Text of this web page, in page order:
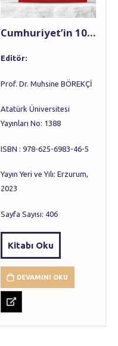
Cumhuriyet’in 100. Yılında Bilge Kağan’dan Atatürk’e Uluslararası Türkçe ve Türk Edebiyatı Kurultayı Bildiriler Kitabı
Editör:
Prof. Dr. Muhsine BÖREKÇİ
Atatürk Üniversitesi
Yayınları No: 1388
ISBN : 978-625-6983-46-5
Yayın Yeri ve Yılı: Erzurum,
2023
Sayfa Sayısı: 406
Kitabı Oku
DEVAMINI OKU